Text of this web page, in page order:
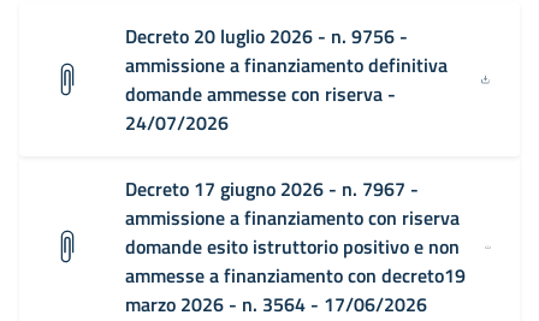
Decreto 20 luglio 2026 - n. 9756 -
ammissione a finanziamento definitiva
domande ammesse con riserva -
24/07/2026
Decreto 17 giugno 2026 - n. 7967 -
ammissione a finanziamento con riserva
domande esito istruttorio positivo e non
ammesse a finanziamento con decreto19
marzo 2026 - n. 3564 - 17/06/2026